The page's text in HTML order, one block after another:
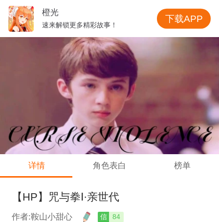
详情 角色表白 榜单
【HP】咒与拳Ⅰ·亲世代
作者:鞍山小甜心 信
84
橙光
速来解锁更多精彩故事！
下载APP